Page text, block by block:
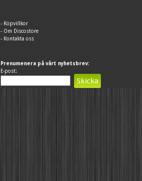
- Köpvillkor
- Om Discostore
- Kontakta oss
Prenumenera på vårt nyhetsbrev:
E-post: